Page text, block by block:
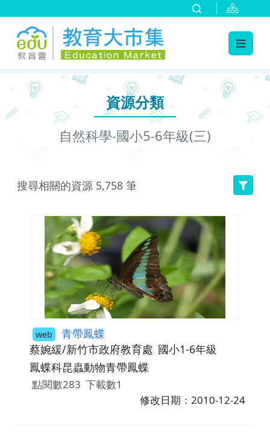
資源分類
自然科學-國小5-6年級(三)
搜尋相關的資源 5,758 筆
web 青帶鳳蝶
蔡婉緩/新竹市政府教育處 國小1-6年級
鳳蝶科昆蟲動物青帶鳳蝶
點閱數283 下載數1
修改日期：2010-12-24